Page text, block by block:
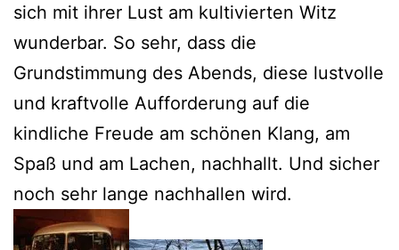
sich mit ihrer Lust am kultivierten Witz
wunderbar. So sehr, dass die
Grundstimmung des Abends, diese lustvolle
und kraftvolle Aufforderung auf die
kindliche Freude am schönen Klang, am
Spaß und am Lachen, nachhallt. Und sicher
noch sehr lange nachhallen wird.